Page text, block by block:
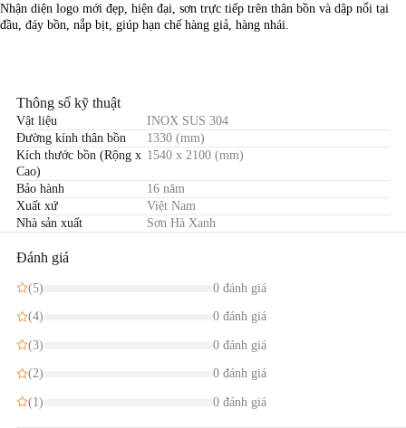
Nhận diện logo mới đẹp, hiện đại, sơn trực tiếp trên thân bồn và dập nổi tại
đầu, đáy bồn, nắp bịt, giúp hạn chế hàng giả, hàng nhái.
Thông số kỹ thuật
Vật liệu
INOX SUS 304
Đường kính thân bồn
1330 (mm)
Kích thước bồn (Rộng x
Cao)
1540 x 2100 (mm)
Bảo hành
16 năm
Xuất xứ
Việt Nam
Nhà sản xuất
Sơn Hà Xanh
Đánh giá
(5) 0 đánh giá
(4) 0 đánh giá
(3) 0 đánh giá
(2) 0 đánh giá
(1) 0 đánh giá